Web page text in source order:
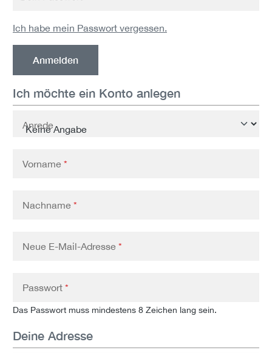
Ich habe mein Passwort vergessen.
Anmelden
Ich möchte ein Konto anlegen
Persönliche Informationen
Anrede
Vorname *
Nachname *
Neue E-Mail-Adresse *
Passwort *
Das Passwort muss mindestens 8 Zeichen lang sein.
Deine Adresse